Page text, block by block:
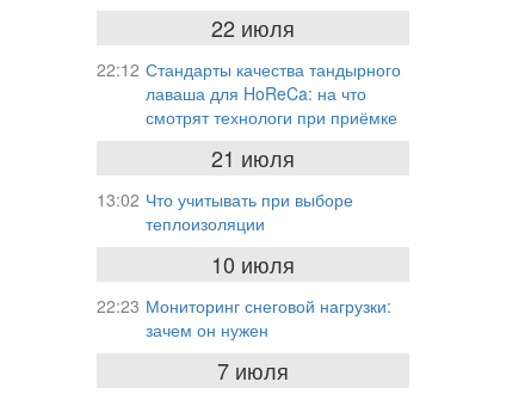
22 июля
22:12 Стандарты качества тандырного
лаваша для HoReCa: на что
смотрят технологи при приёмке
21 июля
13:02 Что учитывать при выборе
теплоизоляции
10 июля
22:23 Мониторинг снеговой нагрузки:
зачем он нужен
7 июля